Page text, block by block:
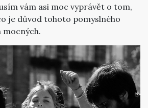
vám asi moc vyprávět o tom,
je důvod tohoto pomyslného
mocných.